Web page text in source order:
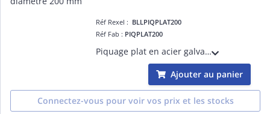
Réf Rexel : BLLPIQPLAT200
Réf Fab : PIQPLAT200
Piquage plat en acier galvanise diamètre 200 mm
Ajouter au panier
Connectez-vous pour voir vos prix et les stocks